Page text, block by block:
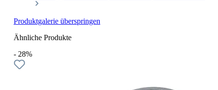
Produktgalerie überspringen
Ähnliche Produkte
- 28%